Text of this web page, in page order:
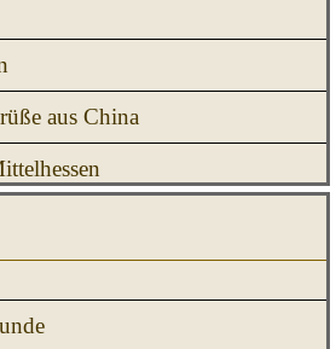
aus China